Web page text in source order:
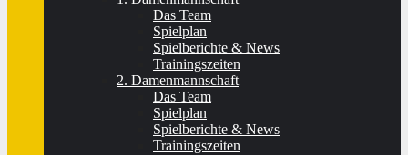
Das Team
Spielplan
Spielberichte & News
Trainingszeiten
2. Damenmannschaft
Das Team
Spielplan
Spielberichte & News
Trainingszeiten